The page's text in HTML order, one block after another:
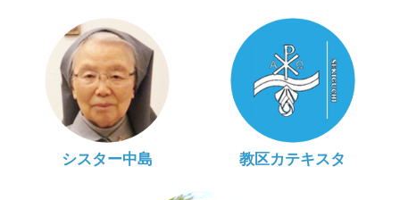
シスター中島 教区カテキスタ